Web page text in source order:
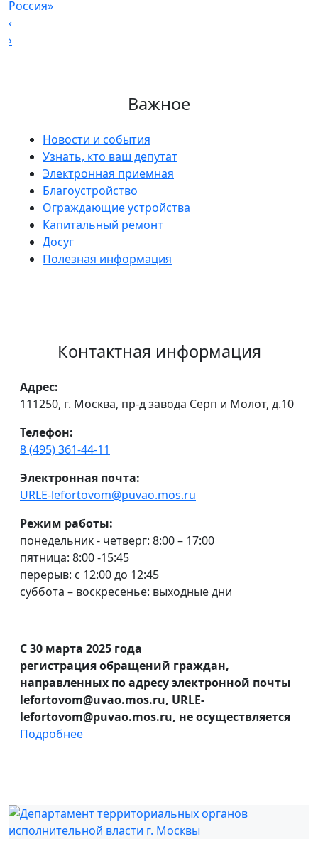
Россия»
‹
›
Важное
Новости и события
Узнать, кто ваш депутат
Электронная приемная
Благоустройство
Ограждающие устройства
Капитальный ремонт
Досуг
Полезная информация
Контактная информация
Адрес:
111250, г. Москва, пр-д завода Серп и Молот, д.10
Телефон:
8 (495) 361-44-11
Электронная почта:
URLE-lefortovom@puvao.mos.ru
Режим работы:
понедельник - четверг: 8:00 – 17:00
пятница: 8:00 -15:45
перерыв: с 12:00 до 12:45
суббота – воскресенье: выходные дни
С 30 марта 2025 года
регистрация обращений граждан,
направленных по адресу электронной почты
lefortovom@uvao.mos.ru, URLE-
lefortovom@puvao.mos.ru, не осуществляется
Подробнее